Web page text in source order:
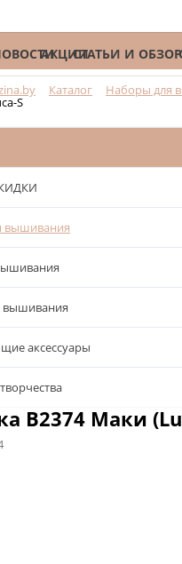
АКЦИИСТАТЬИ И
Каталог Наборы для
S
вышивания
вышивания
аксессуары
B2374 Маки